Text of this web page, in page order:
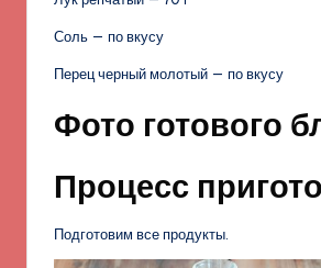
Соль — по вкусу
Перец черный молотый — по вкусу
Фото готового
Процесс
Подготовим все продукты.